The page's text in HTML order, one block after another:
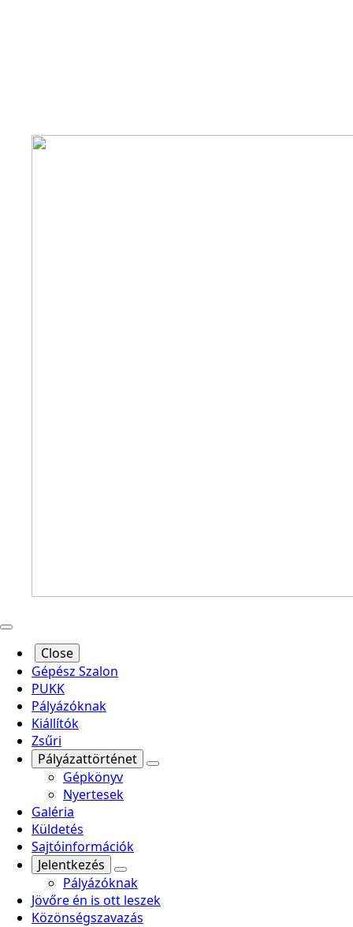
Close
Gépész Szalon
PUKK
Pályázóknak
Kiállítók
Zsűri
Pályázattörténet
Gépkönyv
Nyertesek
Galéria
Küldetés
Sajtóinformációk
Jelentkezés
Pályázóknak
Jövőre én is ott leszek
Közönségszavazás